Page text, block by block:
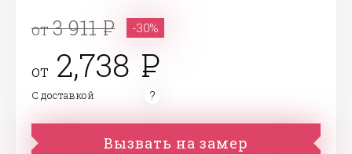
от3 911 -30%
от 2,738
С доставкой
Вызвать на замер